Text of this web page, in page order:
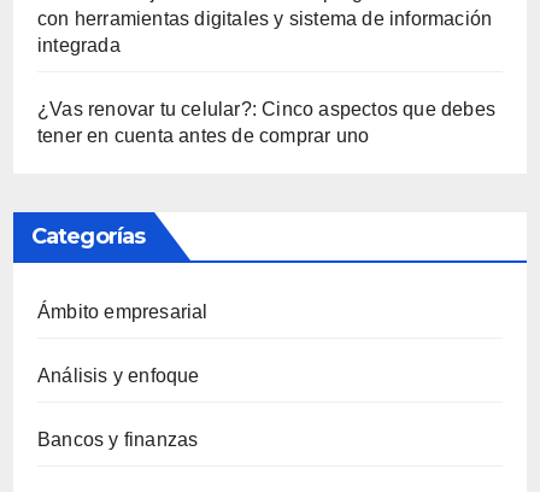
con herramientas digitales y sistema de información
integrada
¿Vas renovar tu celular?: Cinco aspectos que debes
tener en cuenta antes de comprar uno
Categorías
Ámbito empresarial
Análisis y enfoque
Bancos y finanzas